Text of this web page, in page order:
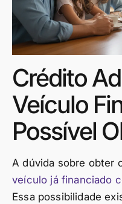
Crédito
Veículo
Possível
A dúvida sobre obter
veículo já financiado
Essa possibilidade